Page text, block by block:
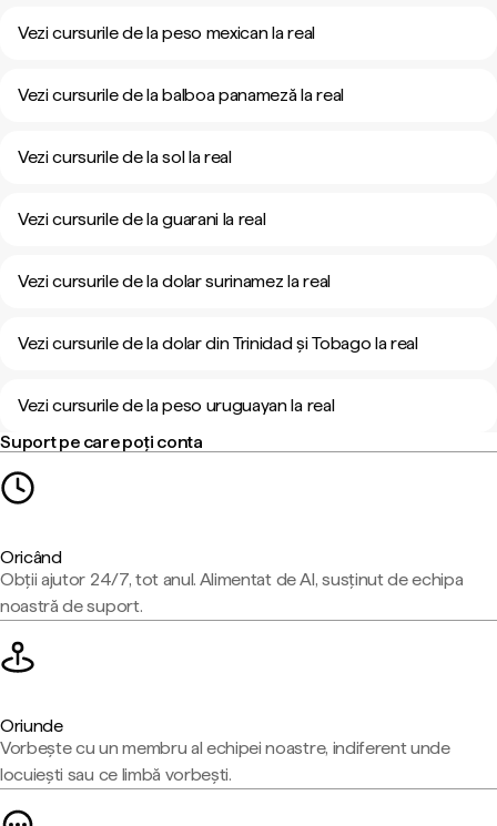
Vezi cursurile de la peso mexican la real
Vezi cursurile de la balboa panameză la real
Vezi cursurile de la sol la real
Vezi cursurile de la guarani la real
Vezi cursurile de la dolar surinamez la real
Vezi cursurile de la dolar din Trinidad și Tobago la real
Vezi cursurile de la peso uruguayan la real
Suport pe care poți conta
Oricând
Obții ajutor 24/7, tot anul. Alimentat de AI, susținut de echipa
noastră de suport.
Oriunde
Vorbește cu un membru al echipei noastre, indiferent unde
locuiești sau ce limbă vorbești.